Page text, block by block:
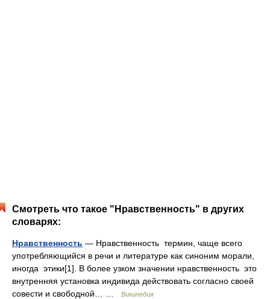
Смотреть что такое "Нравственность" в других
словарях:
Нравственность — Нравственность термин, чаще всего
употребляющийся в речи и литературе как синоним морали,
иногда этики[1]. В более узком значении нравственность это
внутренняя установка индивида действовать согласно своей
совести и свободной… …
Википедия